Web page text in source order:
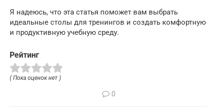
Я надеюсь, что эта статья поможет вам выбрать
идеальные столы для тренингов и создать комфортную
и продуктивную учебную среду.
Рейтинг
( Пока оценок нет )
0